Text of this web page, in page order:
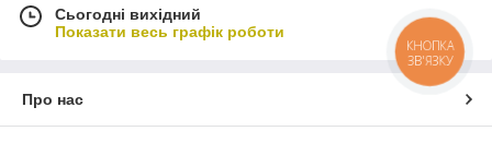
Сьогодні вихідний
Показати весь графік роботи
Про нас
КНОПКА
ЗВ'ЯЗКУ